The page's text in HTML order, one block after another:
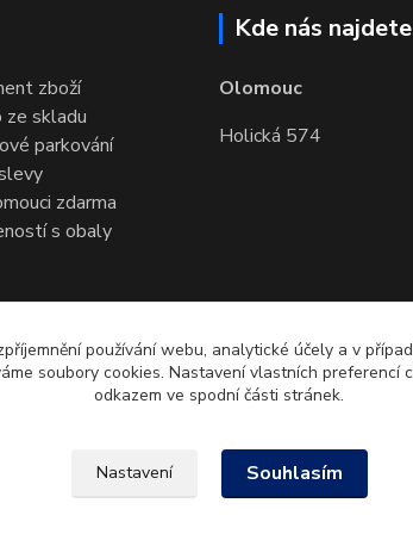
zboží
ze skladu
parkování
zdarma
s obaly
Kde nás
Olomouc
Holická 574
používání webu, analytické účely a v
soubory cookies. Nastavení vlastních preferencí
odkazem ve spodní části stránek.
Nastavení Souhlasím